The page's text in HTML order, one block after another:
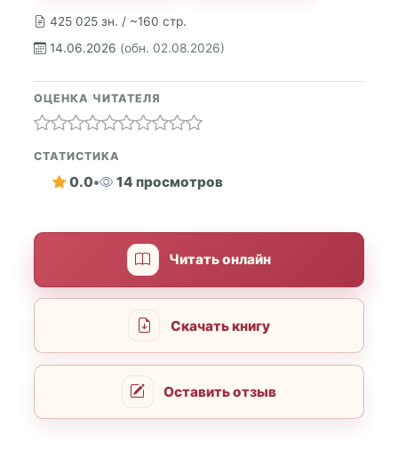
425 025 зн. / ~160 стр.
14.06.2026 (обн. 02.08.2026)
ОЦЕНКА ЧИТАТЕЛЯ
СТАТИСТИКА
0.0• 14 просмотров
Читать онлайн
Скачать книгу
Оставить отзыв